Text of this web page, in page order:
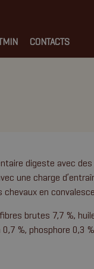
CONTACTS
digeste avec
une charge
en
brutes 7,7 %,
%, phosphore 0,3